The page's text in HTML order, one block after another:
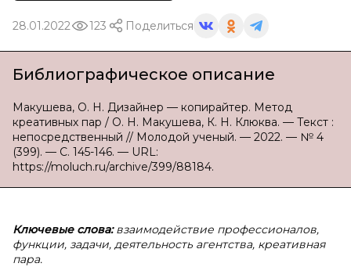
28.01.2022 123 Поделиться
Библиографическое описание
Макушева, О. Н. Дизайнер — копирайтер. Метод
креативных пар / О. Н. Макушева, К. Н. Клюква. — Текст :
непосредственный // Молодой ученый. — 2022. — № 4
(399). — С. 145-146. — URL:
https://moluch.ru/archive/399/88184.
Ключевые слова:взаимодействие профессионалов,
функции, задачи, деятельность агентства, креативная
пара.